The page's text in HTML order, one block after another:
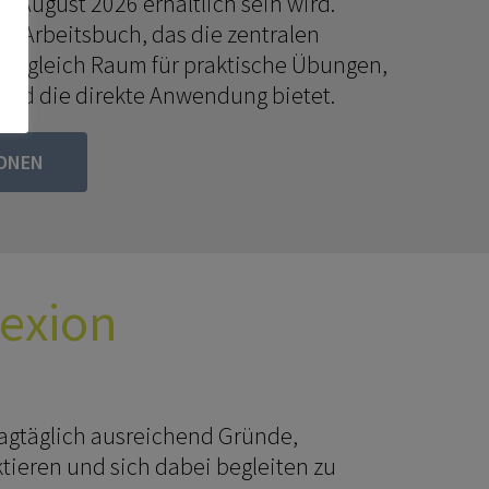
Arbeitsbuch, das die zentralen
Raum für praktische Übungen,
die direkte Anwendung bietet.
ausreichend Gründe,
und sich dabei begleiten zu